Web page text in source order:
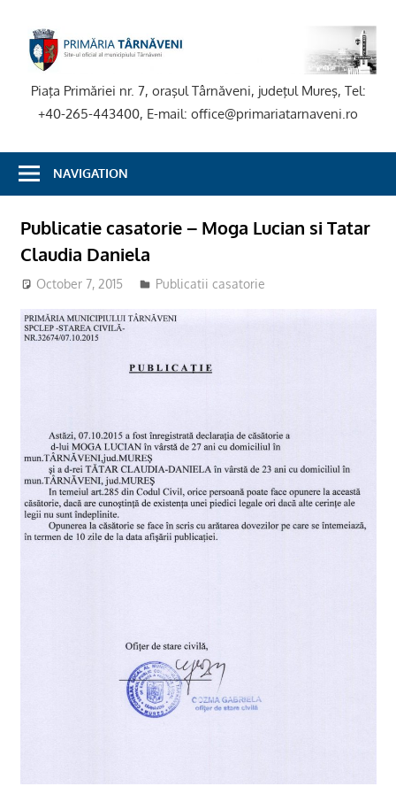
content
Piaţa Primăriei nr. 7, oraşul Târnăveni, judeţul Mureş, Tel:
+40-265-443400, E-mail: office@primariatarnaveni.ro
NAVIGATION
Publicatie casatorie – Moga Lucian si Tatar
Claudia Daniela
October 7, 2015 Publicatii casatorie